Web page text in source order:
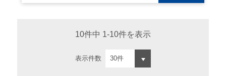
10件中 1-10件を表示
表示件数